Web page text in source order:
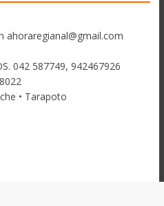
ahoraregianal@gmail.com
042 587749, 942467926
• Tarapoto